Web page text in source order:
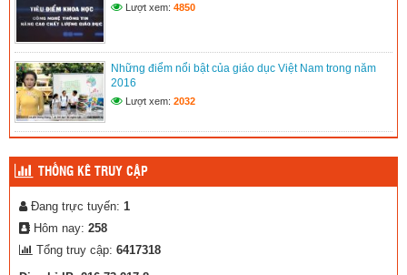
Lượt xem: 4850
Những điểm nổi bật của giáo dục Việt Nam trong năm
2016
Lượt xem: 2032
THỐNG KÊ TRUY CẬP
Đang trực tuyến: 1
Hôm nay: 258
Tổng truy cập: 6417318